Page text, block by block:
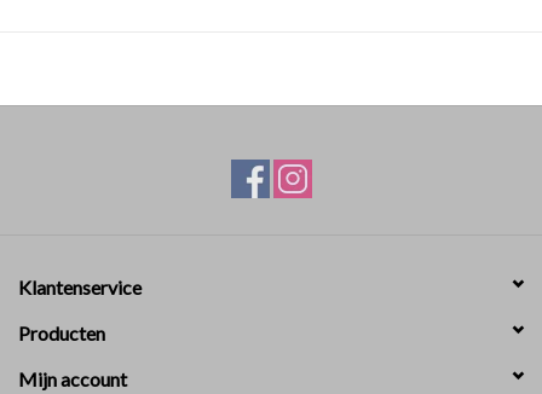
Klantenservice
Producten
Mijn account